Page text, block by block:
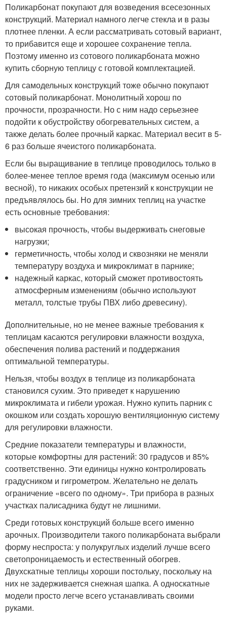
Поликарбонат покупают для возведения всесезонных
конструкций. Материал намного легче стекла и в разы
плотнее пленки. А если рассматривать сотовый вариант,
то прибавится еще и хорошее сохранение тепла.
Поэтому именно из сотового поликарбоната можно
купить сборную теплицу с готовой комплектацией.
Для самодельных конструкций тоже обычно покупают
сотовый поликарбонат. Монолитный хорош по
прочности, прозрачности. Но с ним надо серьезнее
подойти к обустройству обогревательных систем, а
также делать более прочный каркас. Материал весит в 5-
6 раз больше ячеистого поликарбоната.
Если бы выращивание в теплице проводилось только в
более-менее теплое время года (максимум осенью или
весной), то никаких особых претензий к конструкции не
предъявлялось бы. Но для зимних теплиц на участке
есть основные требования:
высокая прочность, чтобы выдерживать снеговые
нагрузки;
герметичность, чтобы холод и сквозняки не меняли
температуру воздуха и микроклимат в парнике;
надежный каркас, который сможет противостоять
атмосферным изменениям (обычно используют
металл, толстые трубы ПВХ либо древесину).
Дополнительные, но не менее важные требования к
теплицам касаются регулировки влажности воздуха,
обеспечения полива растений и поддержания
оптимальной температуры.
Нельзя, чтобы воздух в теплице из поликарбоната
становился сухим. Это приведет к нарушению
микроклимата и гибели урожая. Нужно купить парник с
окошком или создать хорошую вентиляционную систему
для регулировки влажности.
Средние показатели температуры и влажности,
которые комфортны для растений: 30 градусов и 85%
соответственно. Эти единицы нужно контролировать
градусником и гигрометром. Желательно не делать
ограничение «всего по одному». Три прибора в разных
участках палисадника будут не лишними.
Среди готовых конструкций больше всего именно
арочных. Производители такого поликарбоната выбрали
форму неспроста: у полукруглых изделий лучше всего
светопроницаемость и естественный обогрев.
Двухскатные теплицы хороши постольку, поскольку на
них не задерживается снежная шапка. А односкатные
модели просто легче всего устанавливать своими
руками.